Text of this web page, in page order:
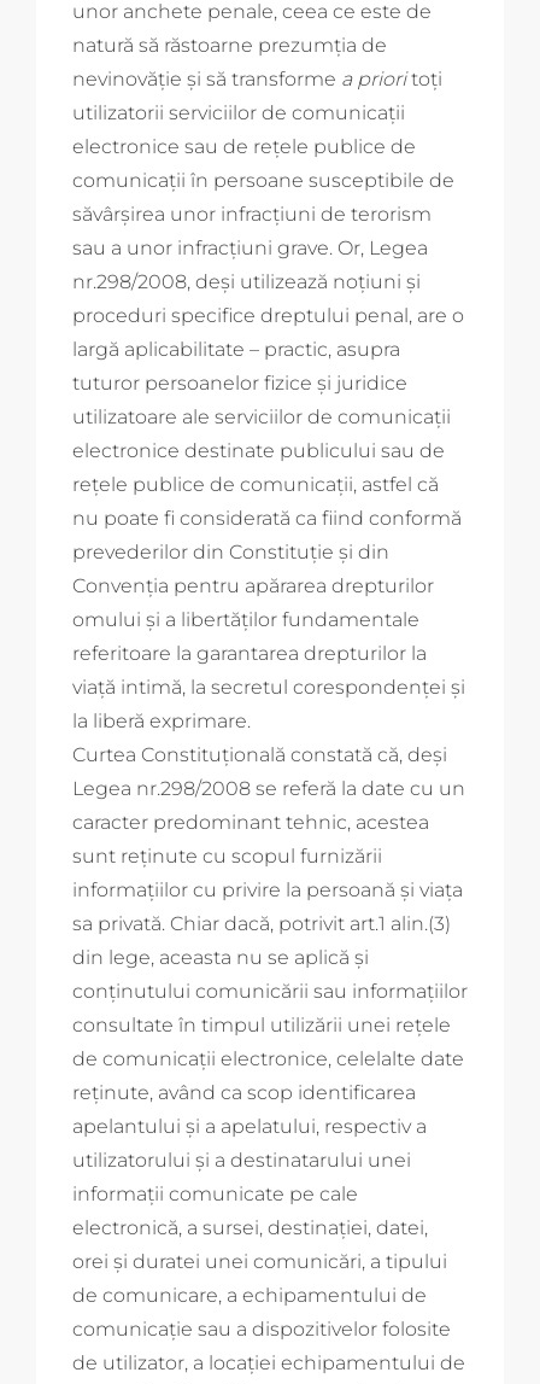
unor anchete penale, ceea ce este de
natură să răstoarne prezumţia de
nevinovăţie şi să transforme a prioritoţi
utilizatorii serviciilor de comunicaţii
electronice sau de reţele publice de
comunicaţii în persoane susceptibile de
săvârşirea unor infracţiuni de terorism
sau a unor infracţiuni grave. Or, Legea
nr.298/2008, deşi utilizează noţiuni şi
proceduri specifice dreptului penal, are o
largă aplicabilitate – practic, asupra
tuturor persoanelor fizice şi juridice
utilizatoare ale serviciilor de comunicaţii
electronice destinate publicului sau de
reţele publice de comunicaţii, astfel că
nu poate fi considerată ca fiind conformă
prevederilor din Constituţie şi din
Convenţia pentru apărarea drepturilor
omului şi a libertăţilor fundamentale
referitoare la garantarea drepturilor la
viaţă intimă, la secretul corespondenţei şi
la liberă exprimare.
Curtea Constituţională constată că, deşi
Legea nr.298/2008 se referă la date cu un
caracter predominant tehnic, acestea
sunt reţinute cu scopul furnizării
informaţiilor cu privire la persoană şi viaţa
sa privată. Chiar dacă, potrivit art.1 alin.(3)
din lege, aceasta nu se aplică şi
conţinutului comunicării sau informaţiilor
consultate în timpul utilizării unei reţele
de comunicaţii electronice, celelalte date
reţinute, având ca scop identificarea
apelantului şi a apelatului, respectiv a
utilizatorului şi a destinatarului unei
informaţii comunicate pe cale
electronică, a sursei, destinaţiei, datei,
orei şi duratei unei comunicări, a tipului
de comunicare, a echipamentului de
comunicaţie sau a dispozitivelor folosite
de utilizator, a locaţiei echipamentului de